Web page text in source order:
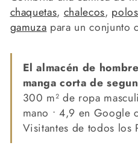
chaquetas, chalecos, polos
gamuza para un conjunto
El almacén de
manga corta de
300 m² de ropa
mano • 4,9 en Google
Visitantes de todos los